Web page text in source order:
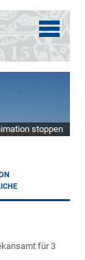
stoppen
für 3